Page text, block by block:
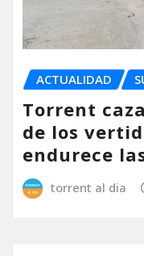
ACTUALIDAD
Torrent
de los
endurece
torrent al dia